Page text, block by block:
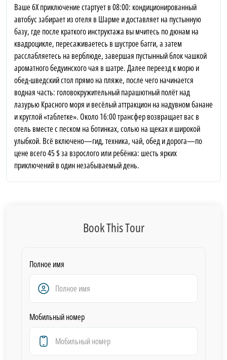
Ваше 6X приключение стартует в 08:00: кондиционированный
автобус забирает из отеля в Шарме и доставляет на пустынную
базу, где после краткого инструктажа вы мчитесь по дюнам на
квадроцикле, пересаживаетесь в шустрое багги, а затем
расслабляетесь на верблюде, завершая пустынный блок чашкой
ароматного бедуинского чая в шатре. Далее переезд к морю и
обед-шведский стол прямо на пляже, после чего начинается
водная часть: головокружительный парашютный полёт над
лазурью Красного моря и весёлый аттракцион на надувном банане
и круглой «таблетке». Около 16:00 трансфер возвращает вас в
отель вместе с песком на ботинках, солью на щеках и широкой
улыбкой. Всё включено—гид, техника, чай, обед и дорога—по
цене всего 45 $ за взрослого или ребёнка: шесть ярких
приключений в один незабываемый день.
Book This Tour
Полное имя
Мобильный номер